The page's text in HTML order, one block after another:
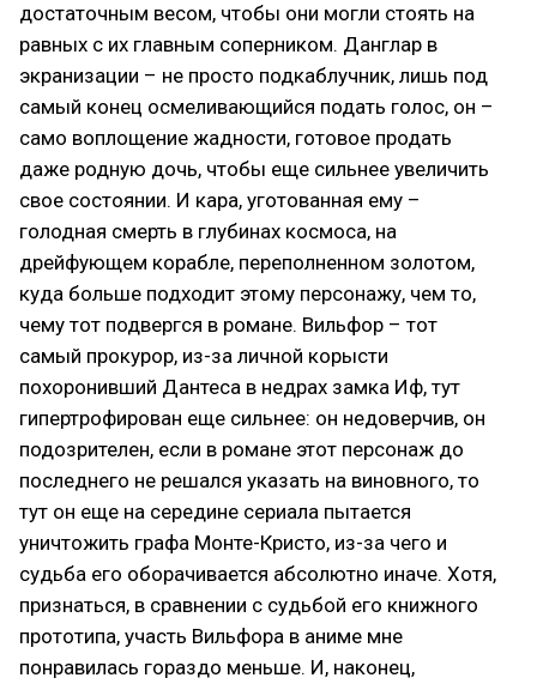
достаточным весом, чтобы они могли стоять на
равных с их главным соперником. Данглар в
экранизации – не просто подкаблучник, лишь под
самый конец осмеливающийся подать голос, он –
само воплощение жадности, готовое продать
даже родную дочь, чтобы еще сильнее увеличить
свое состоянии. И кара, уготованная ему –
голодная смерть в глубинах космоса, на
дрейфующем корабле, переполненном золотом,
куда больше подходит этому персонажу, чем то,
чему тот подвергся в романе. Вильфор – тот
самый прокурор, из-за личной корысти
похоронивший Дантеса в недрах замка Иф, тут
гипертрофирован еще сильнее: он недоверчив, он
подозрителен, если в романе этот персонаж до
последнего не решался указать на виновного, то
тут он еще на середине сериала пытается
уничтожить графа Монте-Кристо, из-за чего и
судьба его оборачивается абсолютно иначе. Хотя,
признаться, в сравнении с судьбой его книжного
прототипа, участь Вильфора в аниме мне
понравилась гораздо меньше. И, наконец,